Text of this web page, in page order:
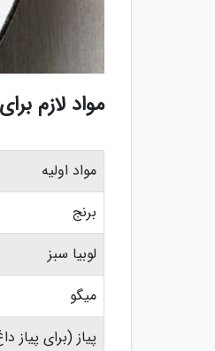
مواد لازم
مواد اولیه
برنج
لوبیا سبز
میگو
پیاز (برای پیاز